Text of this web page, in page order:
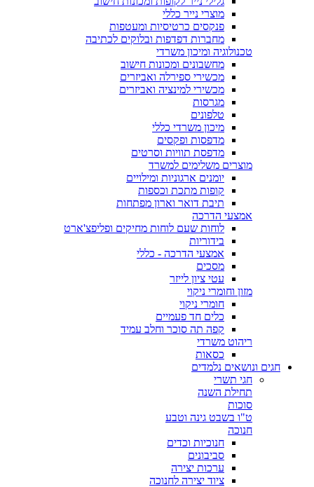
מוצרי נייר כללי
פנקסים כרטיסיות ומעטפות
מחברות דפדפות ובלוקים לכתיבה
טכנולוגיה ומיכון משרדי
מחשבונים ומכונות חישוב
מכשירי ספירלה ואביזרים
מכשירי למינציה ואביזרים
מגרסות
טלפונים
מיכון משרדי כללי
מדפסות ופקסים
מדפסת תוויות וסרטים
מוצרים משלימים למשרד
יומנים ארגוניות ומילויים
קופות מתכת וכספות
תיבת דואר וארון מפתחות
אמצעי הדרכה
לוחות שעם לוחות מחיקים ופליפצ'ארט
בידוריות
אמצעי הדרכה - כללי
מסכים
עטי ציון לייזר
מזון וחומרי ניקוי
חומרי ניקוי
כלים חד פעמיים
קפה תה סוכר וחלב עמיד
ריהוט משרדי
כסאות
חגים ונושאים נלמדים
חגי תשרי
תחילת השנה
סוכות
ט"ו בשבט גינה וטבע
חנוכה
חנוכיות וכדים
סביבונים
ערכות יצירה
ציוד יצירה לחנוכה